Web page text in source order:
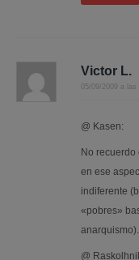
Victor L.
05/09/2009 a las
@ Kasen:
No
en ese
indiferente
«pobres»
anarquismo).
@